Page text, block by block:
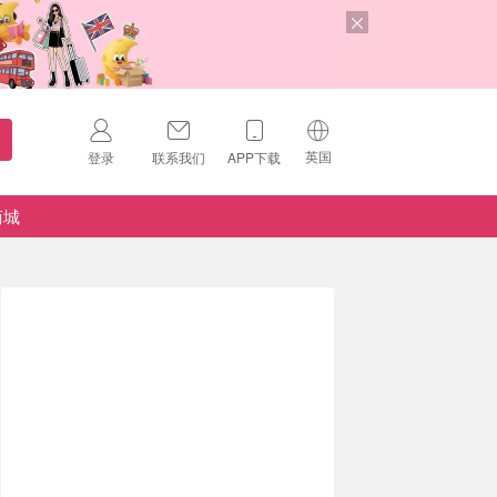
登录 联系我们 APP下载 英国
🇺🇸
城